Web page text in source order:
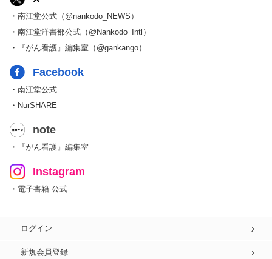
・南江堂公式（@nankodo_NEWS）
・南江堂洋書部公式（@Nankodo_Intl）
・『がん看護』編集室（@gankango）
Facebook
・南江堂公式
・NurSHARE
note
・『がん看護』編集室
Instagram
・電子書籍 公式
ログイン
新規会員登録